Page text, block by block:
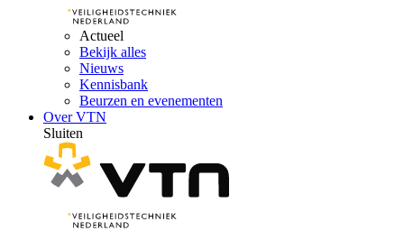
Actueel
Bekijk alles
Nieuws
Kennisbank
Beurzen en evenementen
Over VTN
Sluiten